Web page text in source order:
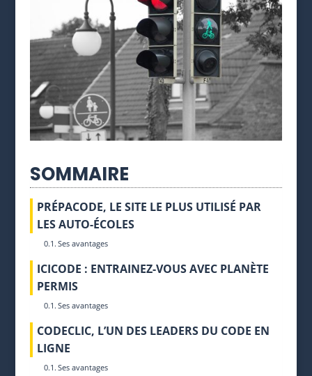
SOMMAIRE
PRÉPACODE, LE SITE LE PLUS UTILISÉ PAR
LES AUTO-ÉCOLES
Ses avantages
ICICODE : ENTRAINEZ-VOUS AVEC PLANÈTE
PERMIS
Ses avantages
CODECLIC, L’UN DES LEADERS DU CODE EN
LIGNE
Ses avantages